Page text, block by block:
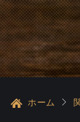
ホーム